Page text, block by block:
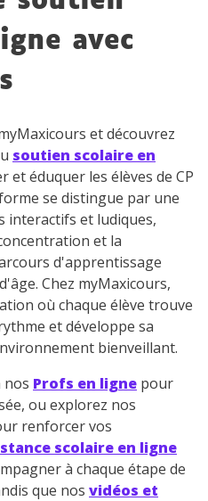
avec
et découvrez
soutien scolaire en
et éduquer les élèves de CP
se distingue par une
interactifs et ludiques,
et la
d'apprentissage
Chez myMaxicours,
où chaque élève trouve
et développe sa
bienveillant.
nos Profs en ligne pour
ou explorez nos
renforcer vos
scolaire en ligne
à chaque étape de
que nos vidéos et